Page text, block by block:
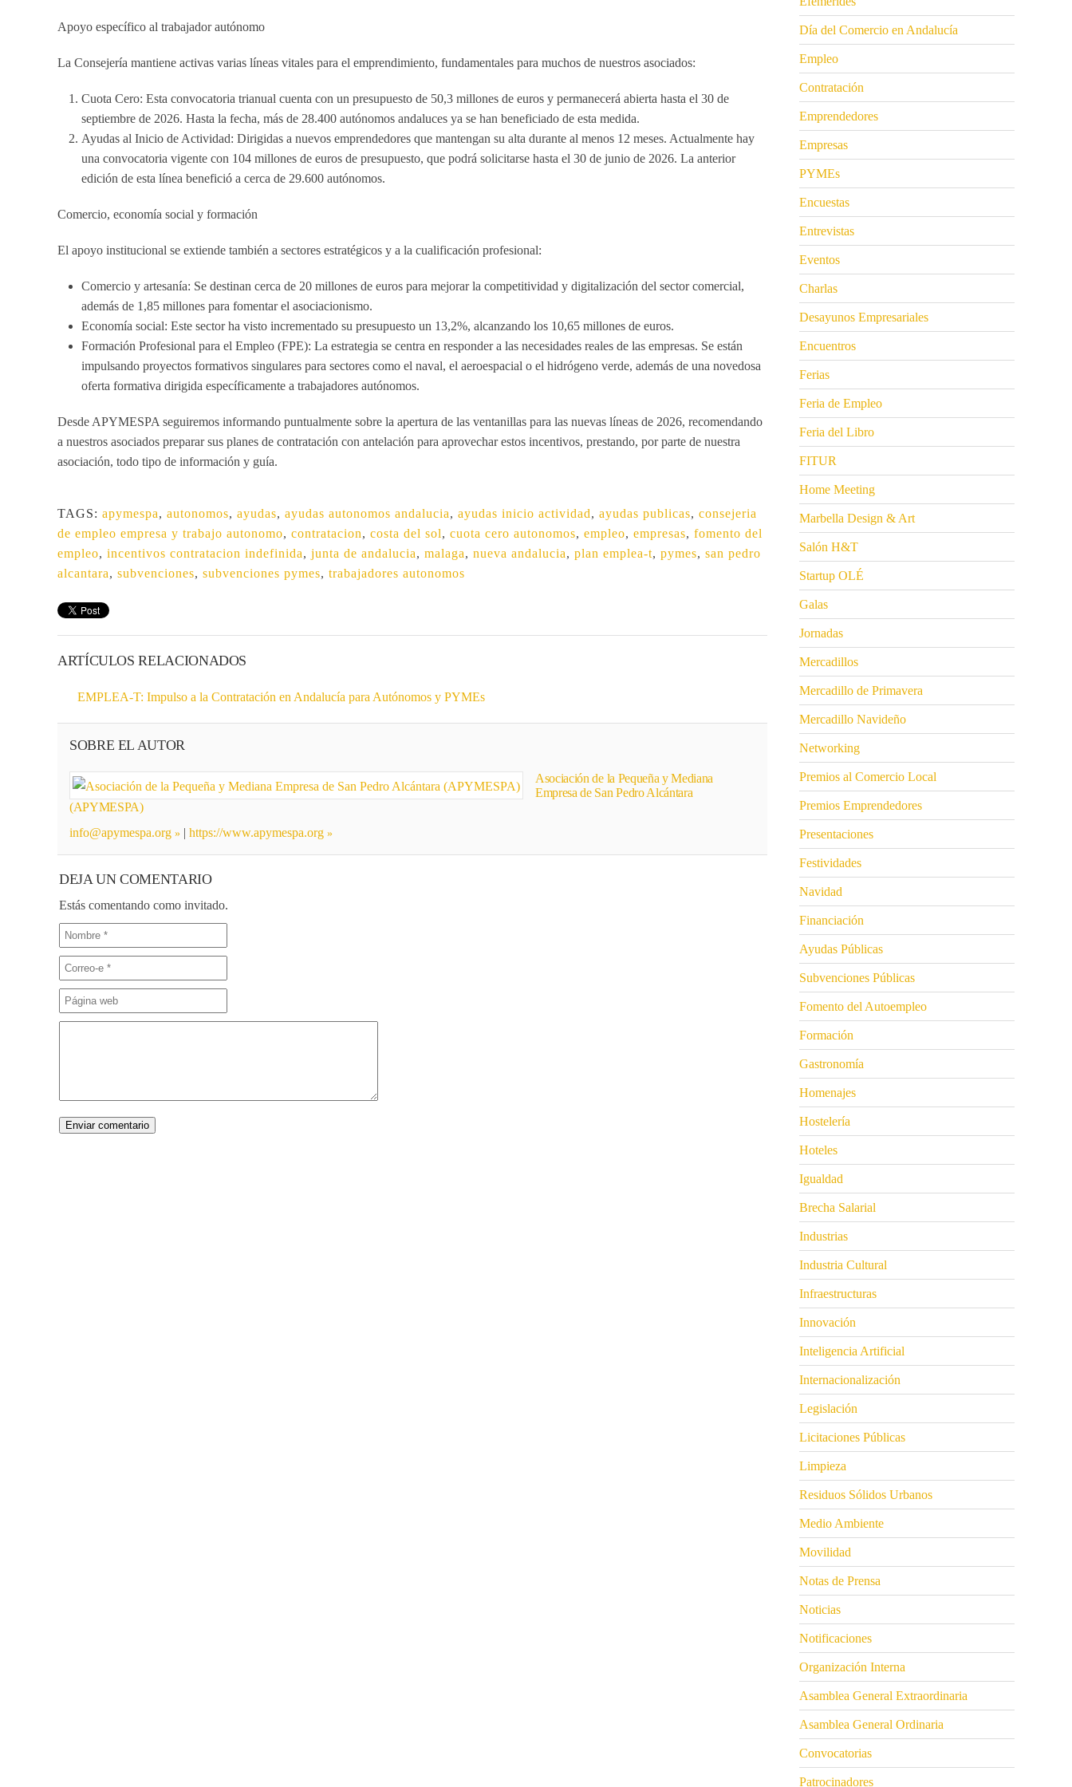
Apoyo específico al trabajador autónomo
La Consejería mantiene activas varias líneas vitales para el emprendimiento, fundamentales para muchos de nuestros asociados:
Cuota Cero: Esta convocatoria trianual cuenta con un presupuesto de 50,3 millones de euros y permanecerá abierta hasta el 30 de
septiembre de 2026. Hasta la fecha, más de 28.400 autónomos andaluces ya se han beneficiado de esta medida.
Ayudas al Inicio de Actividad: Dirigidas a nuevos emprendedores que mantengan su alta durante al menos 12 meses. Actualmente hay
una convocatoria vigente con 104 millones de euros de presupuesto, que podrá solicitarse hasta el 30 de junio de 2026. La anterior
edición de esta línea benefició a cerca de 29.600 autónomos.
Comercio, economía social y formación
El apoyo institucional se extiende también a sectores estratégicos y a la cualificación profesional:
Comercio y artesanía: Se destinan cerca de 20 millones de euros para mejorar la competitividad y digitalización del sector comercial,
además de 1,85 millones para fomentar el asociacionismo.
Economía social: Este sector ha visto incrementado su presupuesto un 13,2%, alcanzando los 10,65 millones de euros.
Formación Profesional para el Empleo (FPE): La estrategia se centra en responder a las necesidades reales de las empresas. Se están
impulsando proyectos formativos singulares para sectores como el naval, el aeroespacial o el hidrógeno verde, además de una novedosa
oferta formativa dirigida específicamente a trabajadores autónomos.
Desde APYMESPA seguiremos informando puntualmente sobre la apertura de las ventanillas para las nuevas líneas de 2026, recomendando
a nuestros asociados preparar sus planes de contratación con antelación para aprovechar estos incentivos, prestando, por parte de nuestra
asociación, todo tipo de información y guía.
TAGS: apymespa, autonomos, ayudas, ayudas autonomos andalucia, ayudas inicio actividad, ayudas publicas, consejeria
de empleo empresa y trabajo autonomo, contratacion, costa del sol, cuota cero autonomos, empleo, empresas, fomento del
empleo, incentivos contratacion indefinida, junta de andalucia, malaga, nueva andalucia, plan emplea-t, pymes, san pedro
alcantara, subvenciones, subvenciones pymes, trabajadores autonomos
ARTÍCULOS RELACIONADOS
EMPLEA-T: Impulso a la Contratación en Andalucía para Autónomos y PYMEs
SOBRE EL AUTOR
Asociación de la Pequeña y Mediana
Empresa de San Pedro Alcántara
(APYMESPA)
info@apymespa.org
| https://www.apymespa.org
DEJA UN COMENTARIO
Estás comentando como invitado.
Día del Comercio en Andalucía
Empleo
Contratación
Emprendedores
Empresas
PYMEs
Encuestas
Entrevistas
Eventos
Charlas
Desayunos Empresariales
Encuentros
Ferias
Feria de Empleo
Feria del Libro
FITUR
Home Meeting
Marbella Design & Art
Salón H&T
Startup OLÉ
Galas
Jornadas
Mercadillos
Mercadillo de Primavera
Mercadillo Navideño
Networking
Premios al Comercio Local
Premios Emprendedores
Presentaciones
Festividades
Navidad
Financiación
Ayudas Públicas
Subvenciones Públicas
Fomento del Autoempleo
Formación
Gastronomía
Homenajes
Hostelería
Hoteles
Igualdad
Brecha Salarial
Industrias
Industria Cultural
Infraestructuras
Innovación
Inteligencia Artificial
Internacionalización
Legislación
Licitaciones Públicas
Limpieza
Residuos Sólidos Urbanos
Medio Ambiente
Movilidad
Notas de Prensa
Noticias
Notificaciones
Organización Interna
Asamblea General Extraordinaria
Asamblea General Ordinaria
Convocatorias
Patrocinadores